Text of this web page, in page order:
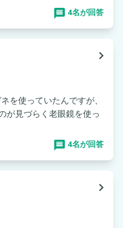
4名が回答
navigate_next
を使っていたんですが、
が見づらく老眼鏡を使っ
4名が回答
navigate_next